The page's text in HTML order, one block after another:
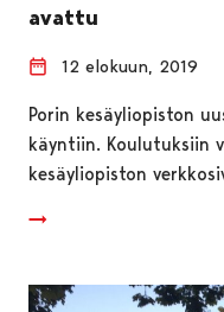
avattu
12 elokuun, 2019
Porin kesäyliopiston
käyntiin.
kesäyliopiston